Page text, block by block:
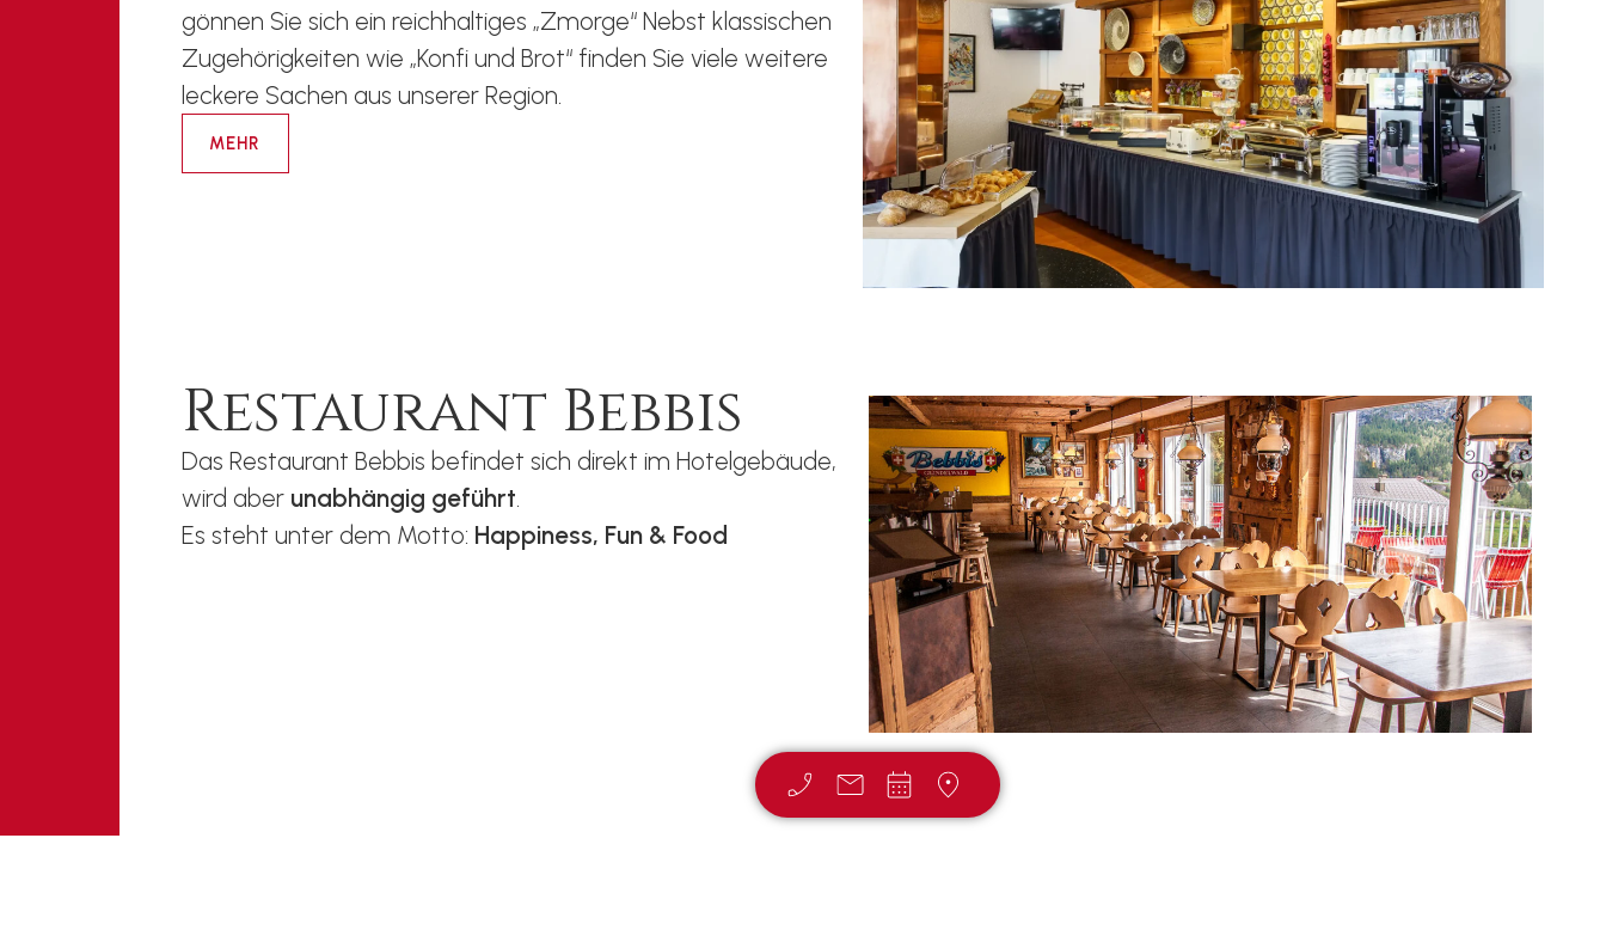
gönnen Sie sich ein reichhaltiges „Zmorge“ Nebst klassischen
Zugehörigkeiten wie „Konfi und Brot“ finden Sie viele weitere
leckere Sachen aus unserer Region.
MEHR
Restaurant Bebbis
Das Restaurant Bebbis befindet sich direkt im Hotelgebäude,
wird aber unabhängig geführt.
Es steht unter dem Motto: Happiness, Fun & Food